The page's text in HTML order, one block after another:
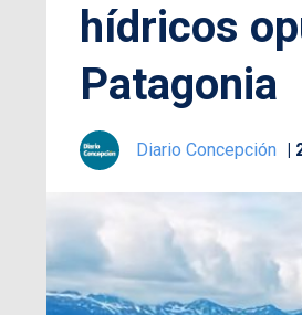
hídricos
Patagonia
Diario Concepción